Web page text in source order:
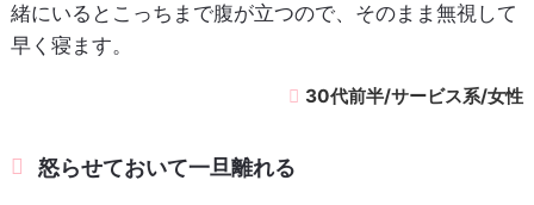
緒にいるとこっちまで腹が立つので、そのまま無視して
早く寝ます。
30代前半/サービス系/女性
怒らせておいて一旦離れる